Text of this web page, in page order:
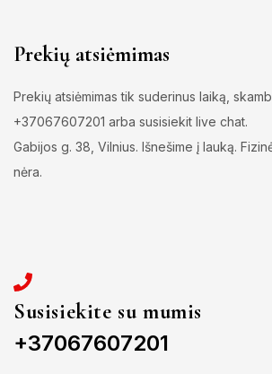
Prekių atsiėmimas
Prekių atsiėmimas tik suderinus laiką,
+37067607201 arba susisiekit live chat.
Gabijos g. 38, Vilnius. Išnešime į lauką.
nėra.
Susisiekite su mumis
+37067607201